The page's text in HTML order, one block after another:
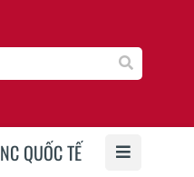
NC QUỐC TẾ